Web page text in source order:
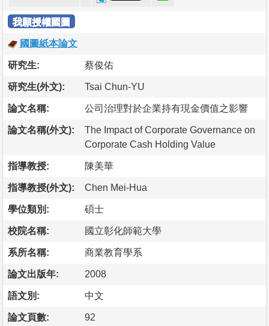
我願授權國圖
國圖紙本論文
研究生: 蔡俊佑
研究生(外文): Tsai Chun-YU
論文名稱: 公司治理對於企業持有現金價值之影響
論文名稱(外文):
The Impact of Corporate Governance on
Corporate Cash Holding Value
指導教授: 陳美華
指導教授(外文): Chen Mei-Hua
學位類別: 碩士
校院名稱: 國立彰化師範大學
系所名稱: 商業教育學系
論文出版年: 2008
語文別: 中文
論文頁數: 92